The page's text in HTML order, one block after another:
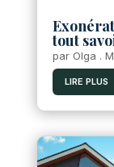
tout
par Olga . M
LIRE PLUS